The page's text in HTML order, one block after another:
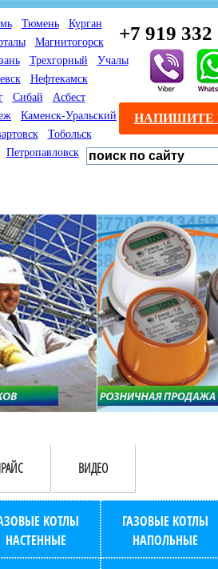
+7 919 332
Тюмень
Курган
Магнитогорск
Трехгорный
Учалы
Нефтекамск
Сибай
Асбест
Каменск-Уральский
Тобольск
Петропавловск
НАПИШИТЕ
на
для
газового
Вашем
что будет
Предлагаем
сотрудничество
монтажникам
оборудования.
занимаетесь
газового
предлагаем Вам
цены и
сопровождение
продаж (берем всю
бухгалтерию "на
ВИДЕО
КОТЛЫ
НАСТЕННЫЕ
ГАЗОВЫЕ КОТЛЫ
НАПОЛЬНЫЕ